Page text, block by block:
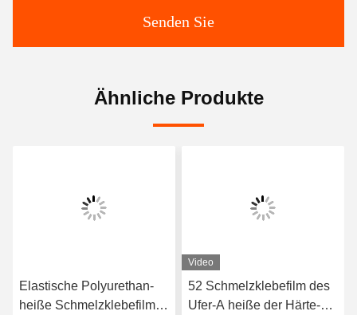
Senden Sie
Ähnliche Produkte
Elastische Polyurethan-
heiße Schmelzklebefilm
Video
52 Schmelzklebefilm des
Ufer-A heiße der Härte-